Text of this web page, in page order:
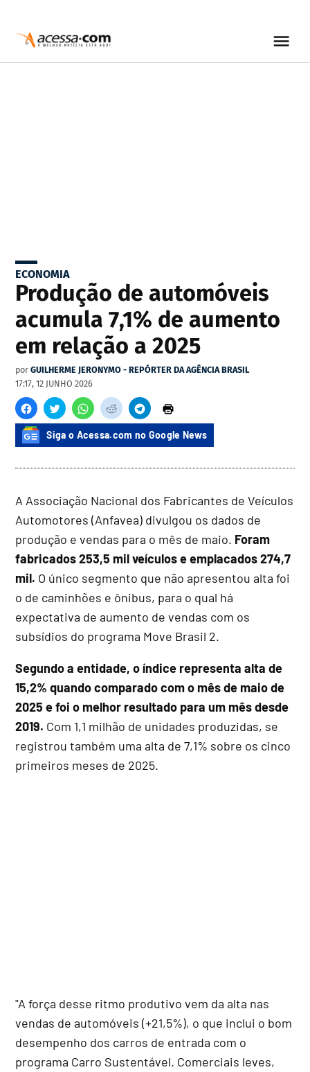
ECONOMIA
Produção de automóveis
acumula 7,1% de aumento
em relação a 2025
por GUILHERME JERONYMO - REPÓRTER DA AGÊNCIA BRASIL
17:17, 12 JUNHO 2026
Siga o Acessa.com no Google News
A Associação Nacional dos Fabricantes de Veículos
Automotores (Anfavea) divulgou os dados de
produção e vendas para o mês de maio. Foram
fabricados 253,5 mil veículos e emplacados 274,7
mil. O único segmento que não apresentou alta foi
o de caminhões e ônibus, para o qual há
expectativa de aumento de vendas com os
subsídios do programa Move Brasil 2.
Segundo a entidade, o índice representa alta de
15,2% quando comparado com o mês de maio de
2025 e foi o melhor resultado para um mês desde
2019. Com 1,1 milhão de unidades produzidas, se
registrou também uma alta de 7,1% sobre os cinco
primeiros meses de 2025.
"A força desse ritmo produtivo vem da alta nas
vendas de automóveis (+21,5%), o que inclui o bom
desempenho dos carros de entrada com o
programa Carro Sustentável. Comerciais leves,